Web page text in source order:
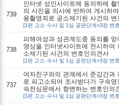
739
인터넷 성인사이트에 동의하에 촬
의 사진을 의사에 반하여 게시하
용촬영죄로 공소제기된 사건의 변
[1편 고소·수사 및 1심 공판단계>3장 변
738
피해여성과 성관계도중 동의를 얻
영상을 인터넷사이트에 전시하여
소제기된 사건의 변호인의견서
[1편 고소·수사 및 1심 공판단계>3장 변
737
여자친구와의 관계에서 준강간과
로 피고소되어 조사받다가 구속영
속전심문에서 항변하는 변호인의
[1편 고소·수사 및 1심 공판단계>3장 변